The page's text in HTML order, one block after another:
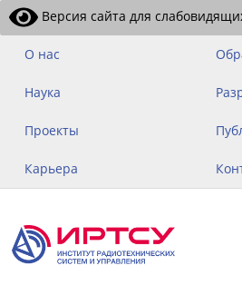
Версия сайта для
О нас
Наука
Проекты
Карьера